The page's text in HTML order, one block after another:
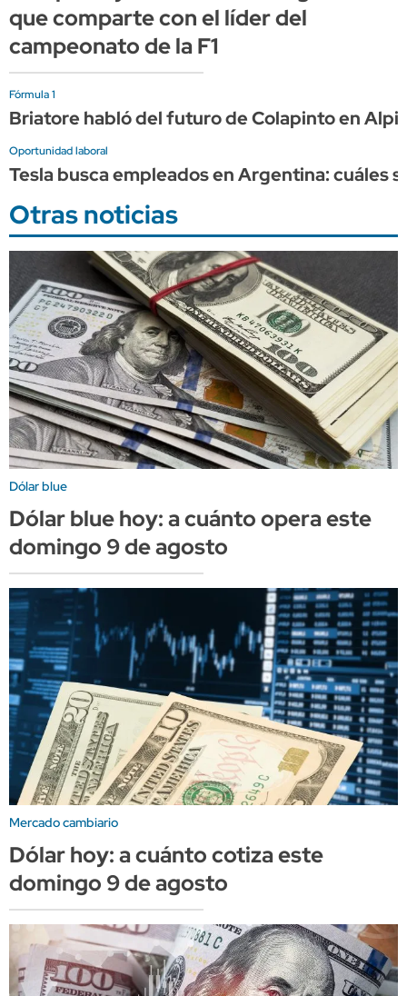
que comparte con el líder del
campeonato de la F1
Fórmula 1
Briatore habló del futuro de Colapinto en
Oportunidad laboral
Tesla busca empleados en Argentina: cuáles
Otras noticias
Dólar blue
Dólar blue hoy: a cuánto opera este
domingo 9 de agosto
Mercado cambiario
Dólar hoy: a cuánto cotiza este
domingo 9 de agosto